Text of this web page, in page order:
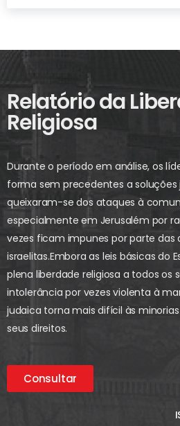
Relatório da
Religiosa
Durante o período em análise, os
forma sem precedentes a soluções
queixaram-se dos ataques à
especialmente em Jerusalém por
vezes ficam impunes por parte das
israelitas.Embora as leis básicas do
plena liberdade religiosa a todos os
intolerância por vezes violenta à
judaica torna mais difícil às
seus direitos.
Consultar